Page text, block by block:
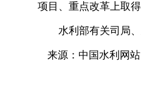
项目、重点改革上取
水利部有关司局、
来源：中国水利网站